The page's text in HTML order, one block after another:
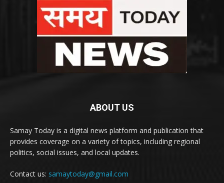
ABOUT US
Samay Today is a digital news platform and publication that
provides coverage on a variety of topics, including regional
politics, social issues, and local updates.
Contact us: samaytoday@gmail.com